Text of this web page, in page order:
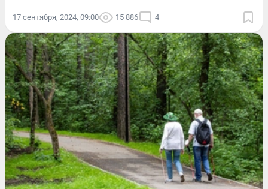
17 сентября, 2024, 09:00 15 886 4